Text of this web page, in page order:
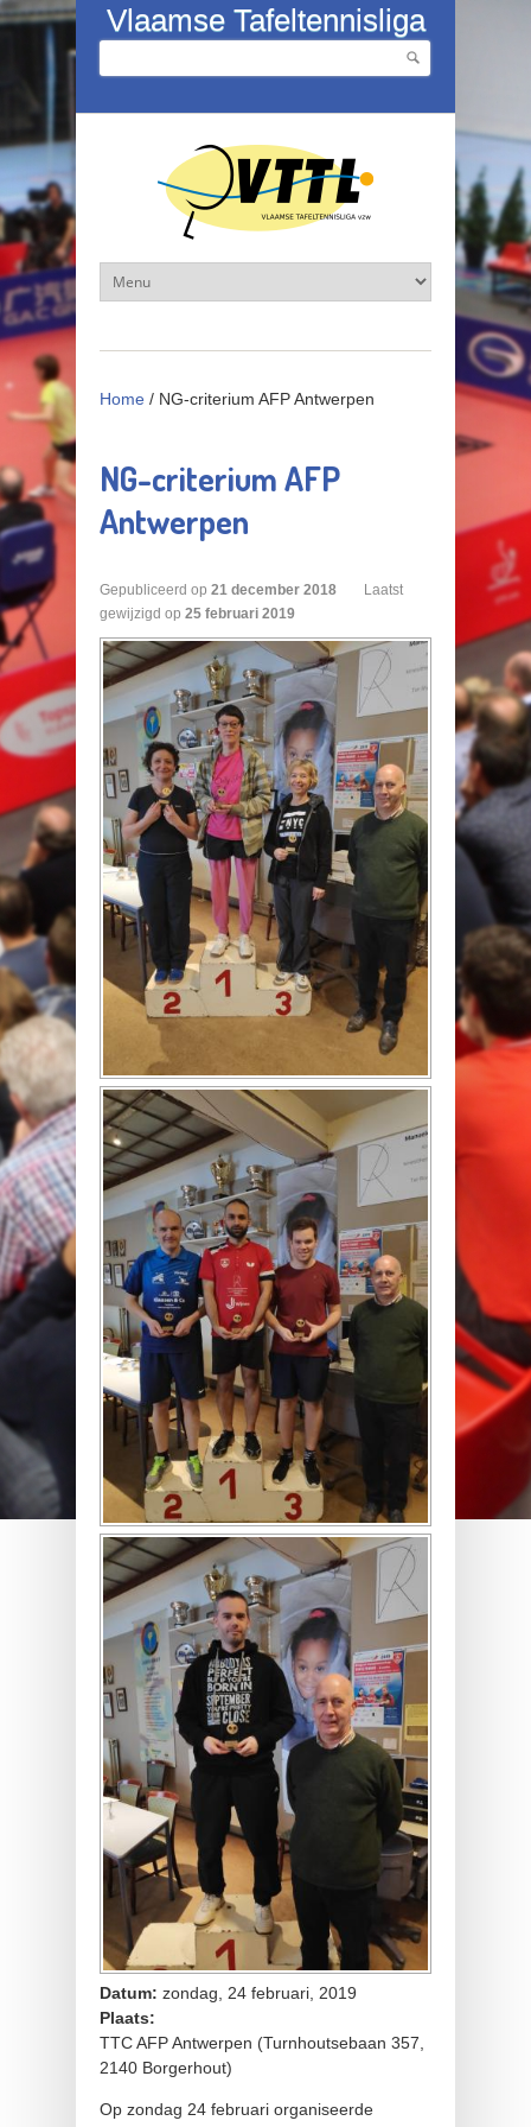
Overslaan en naar de inhoud gaan
Vlaamse Tafeltennisliga
Zoekveld
Home / NG-criterium AFP Antwerpen
NG-criterium AFP
Antwerpen
Gepubliceerd op 21 december 2018
Laatst
gewijzigd op 25 februari 2019
Datum: zondag, 24 februari, 2019
Plaats:
TTC AFP Antwerpen (Turnhoutsebaan 357,
2140 Borgerhout)
Op zondag 24 februari organiseerde